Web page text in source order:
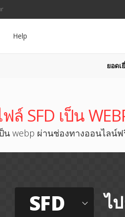
Help
ยอดเ
ล์ SFD เป็น
webp ผ่านช่องทางออนไลน์ฟ
SFD ไ